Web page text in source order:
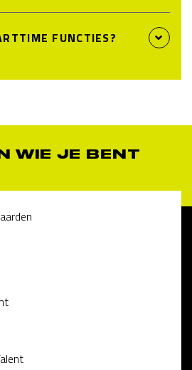
FUNCTIES?
WIE JE BENT